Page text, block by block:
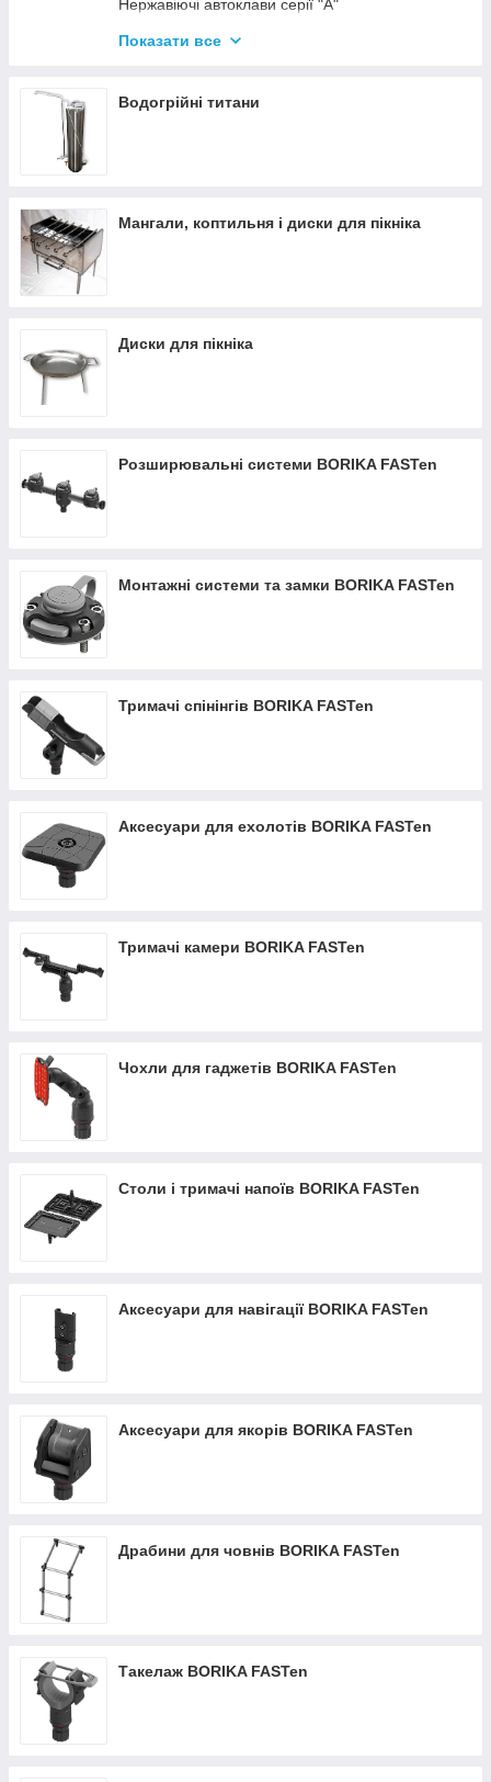
Нержавіючі автоклави серії "А"
Промислові автоклави
Комплектуючі для автоклавів
Показати все
Водогрійні титани
Мангали, коптильня і диски для пікніка
Диски для пікніка
Розширювальні системи BORIKA FASTen
Монтажні системи та замки BORIKA FASTen
Тримачі спінінгів BORIKA FASTen
Аксесуари для ехолотів BORIKA FASTen
Тримачі камери BORIKA FASTen
Чохли для гаджетів BORIKA FASTen
Столи і тримачі напоїв BORIKA FASTen
Аксесуари для навігації BORIKA FASTen
Аксесуари для якорів BORIKA FASTen
Драбини для човнів BORIKA FASTen
Такелаж BORIKA FASTen